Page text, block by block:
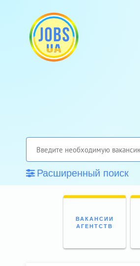
Расширенный поиск
ВАКАНСИИ
АГЕНТСТВ